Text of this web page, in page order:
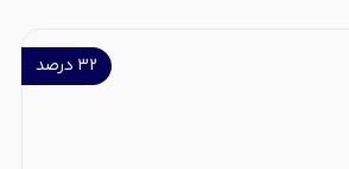
۳۲ درصد